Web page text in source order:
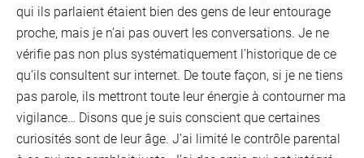
qui ils parlaient étaient bien des gens de leur entourage
proche, mais je n’ai pas ouvert les conversations. Je ne
vérifie pas non plus systématiquement l’historique de ce
qu’ils consultent sur internet. De toute façon, si je ne tiens
pas parole, ils mettront toute leur énergie à contourner ma
vigilance… Disons que je suis conscient que certaines
curiosités sont de leur âge. J’ai limité le contrôle parental